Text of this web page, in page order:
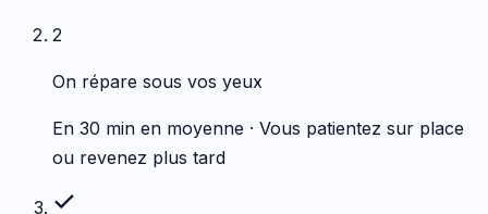
2
On répare sous vos yeux
En 30 min en moyenne · Vous patientez sur place
ou revenez plus tard